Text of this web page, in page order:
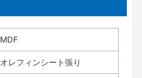
MDF
オレフィンシート張り